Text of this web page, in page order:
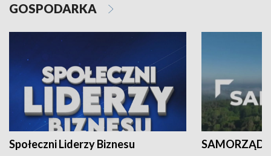
GOSPODARKA
Społeczni Liderzy Biznesu SAMORZĄD